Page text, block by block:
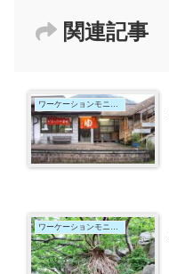
関連記事
ワーケーションモニター